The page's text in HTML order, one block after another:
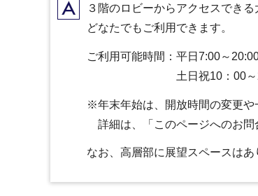
A３階のロビーからアクセスでき
どなたでもご利用できます。
ご利用可能時間：平日7:00～
土日祝10：00～20
※年末年始は、開放時間の変更や
詳細は、「このページへのお問
なお、高層部に展望スペースはあ